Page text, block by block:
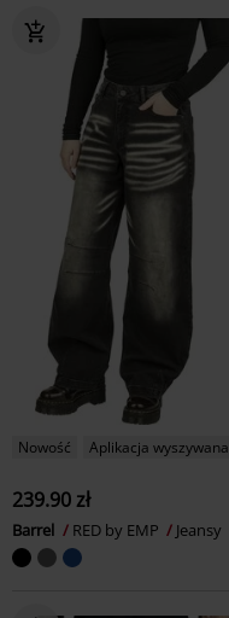
Nowość Aplikacja wyszywana
239.90 zł
Barrel RED by EMP Jeansy